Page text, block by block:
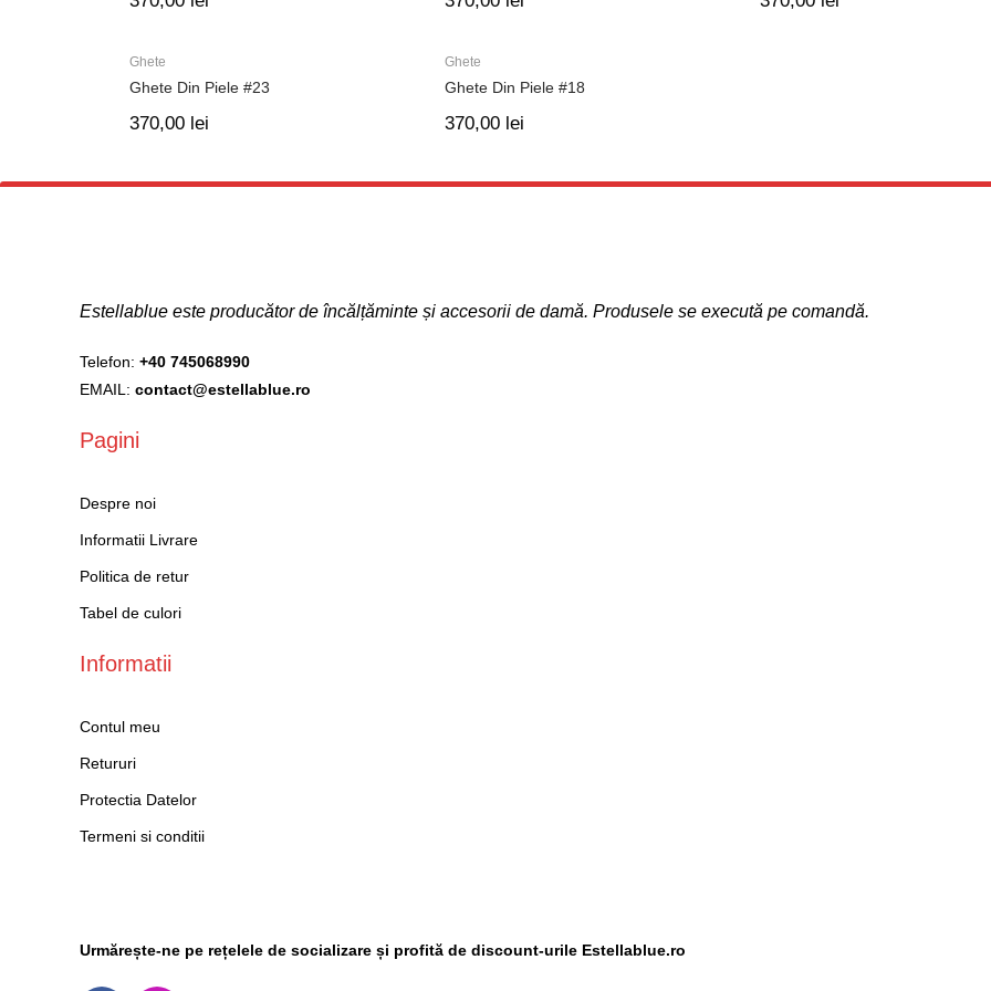
Ghete
Ghete Din Piele #23
370,00 lei
Ghete
Ghete Din Piele #18
370,00 lei
Estellablue este producător de încălțăminte și accesorii de damă. Produsele se execută pe comandă.
Telefon: +40 745068990
EMAIL: contact@estellablue.ro
Pagini
Despre noi
Informatii Livrare
Politica de retur
Tabel de culori
Informatii
Contul meu
Retururi
Protectia Datelor
Termeni si conditii
Urmărește-ne pe rețelele de socializare și profită de discount-urile Estellablue.ro